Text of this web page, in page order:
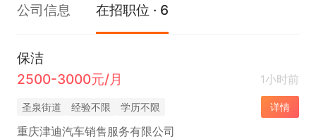
公司信息 在招职位 · 6
保洁
2500-3000元/月
1小时前
圣泉街道 经验不限 学历不限 详情
重庆津迪汽车销售服务有限公司